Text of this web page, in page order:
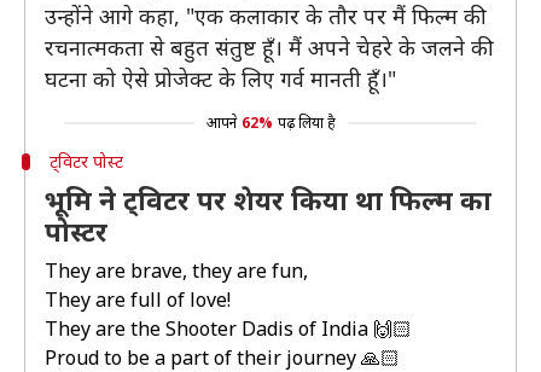
उन्होंने आगे कहा, "एक कलाकार के तौर पर मैं फिल्म की
रचनात्मकता से बहुत संतुष्ट हूँ। मैं अपने चेहरे के जलने की
घटना को ऐसे प्रोजेक्ट के लिए गर्व मानती हूँ।"
आपने 62% पढ़ लिया है
ट्विटर पोस्ट
भूमि ने ट्विटर पर शेयर किया था फिल्म का
पोस्टर
They are brave, they are fun,
They are full of love!
They are the Shooter Dadis of India 🙌🏻
Proud to be a part of their journey 🙏🏻